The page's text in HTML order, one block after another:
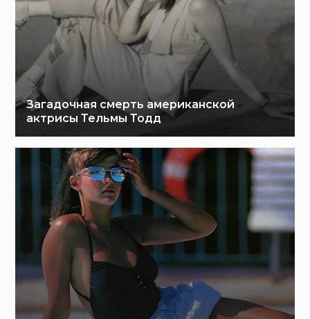
Загадочная смерть американской
актрисы Тельмы Тодд